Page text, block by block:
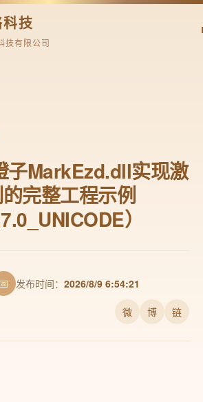
技
技有限公司
子MarkEzd.dll实现激
完整工程示例
）
📅 发布时间： 2026/8/9 6:54:21
微 博 链